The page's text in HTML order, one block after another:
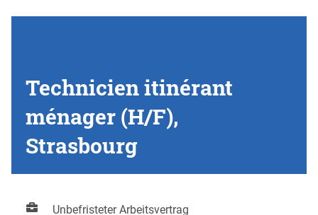
Technicien itinérant
ménager (H/F),
Strasbourg
Unbefristeter Arbeitsvertrag